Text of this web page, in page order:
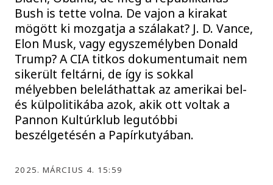
Bush is tette volna. De vajon a kirakat
mögött ki mozgatja a szálakat? J. D. Vance,
Elon Musk, vagy egyszemélyben Donald
Trump? A CIA titkos dokumentumait nem
sikerült feltárni, de így is sokkal
mélyebben beleláthattak az amerikai bel-
és külpolitikába azok, akik ott voltak a
Pannon Kultúrklub legutóbbi
beszélgetésén a Papírkutyában.
2025. MÁRCIUS 4. 15:59